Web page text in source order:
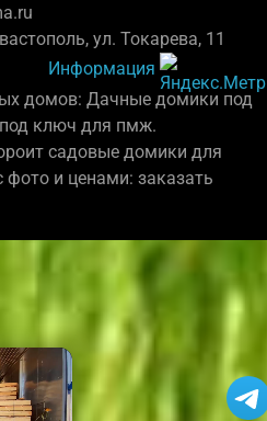
ул. Токарева, 11
Информация
домов: Дачные домики под
ключ для пмж.
садовые домики для
фото и ценами: заказать